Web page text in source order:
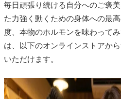
毎日頑張り続ける自分へのご褒
た力強く動くための身体への最
度、本物のホルモンを味わって
は、以下のオンラインストアか
いただけます。